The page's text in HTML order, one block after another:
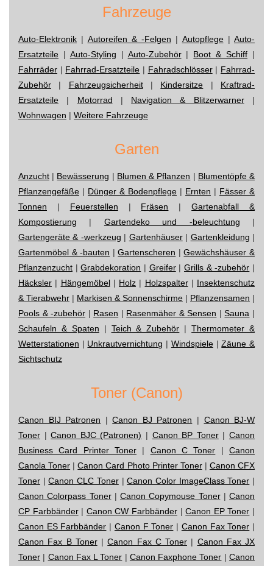
Fahrzeuge
Auto-Elektronik | Autoreifen & -Felgen | Autopflege| Auto-
Ersatzteile | Auto-Styling | Auto-Zubehör| Boot & Schiff |
Fahrräder | Fahrrad-Ersatzteile | Fahradschlösser| Fahrrad-
Zubehör | Fahrzeugsicherheit| Kindersitze | Kraftrad-
Ersatzteile | Motorrad | Navigation & Blitzerwarner|
Wohnwagen | Weitere Fahrzeuge
Garten
Anzucht | Bewässerung | Blumen & Pflanzen | Blumentöpfe &
Pflanzengefäße | Dünger & Bodenpflege | Ernten | Fässer &
Tonnen | Feuerstellen | Fräsen |Gartenabfall &
Kompostierung | Gartendeko und -beleuchtung |
Gartengeräte & -werkzeug | Gartenhäuser| Gartenkleidung |
Gartenmöbel & -bauten |Gartenscheren |Gewächshäuser &
Pflanzenzucht |Grabdekoration | Greifer|Grills & -zubehör |
Häcksler | Hängemöbel| Holz | Holzspalter| Insektenschutz
& Tierabwehr | Markisen & Sonnenschirme | Pflanzensamen |
Pools & -zubehör | Rasen | Rasenmäher & Sensen |Sauna |
Schaufeln & Spaten | Teich & Zubehör |Thermometer &
Wetterstationen | Unkrautvernichtung | Windspiele|Zäune &
Sichtschutz
Toner (Canon)
Canon BIJ Patronen |Canon BJ Patronen | Canon BJ-W
Toner |Canon BJC (Patronen) | Canon BP Toner|Canon
Business Card Printer Toner | Canon C Toner |Canon
Canola Toner |Canon Card Photo Printer Toner| Canon CFX
Toner |Canon CLC Toner|Canon Color ImageClass Toner |
Canon Colorpass Toner| Canon Copymouse Toner| Canon
CP Farbbänder| Canon CW Farbbänder |Canon EP Toner |
Canon ES Farbbänder | Canon F Toner | Canon Fax Toner |
Canon Fax B Toner|Canon Fax C Toner | Canon Fax JX
Toner | Canon Fax L Toner | Canon Faxphone Toner |Canon